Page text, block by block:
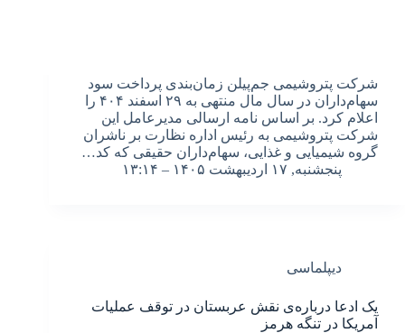
شرکت پتروشیمی جم‌پیلن زمان‌بندی پرداخت سود
سهام‌داران در سال مال منتهی به ۲۹ اسفند ۴۰۴ را
اعلام کرد. بر اساس نامه ارسالی مدیرعامل این
شرکت پتروشیمی به رئیس اداره نظارت بر ناشران
گروه شیمیایی و غذایی، سهام‌داران حقیقی که کد…
پنجشنبه, ۱۷ اردیبهشت ۱۴۰۵ – ۱۳:۱۴
دیپلماسی
یک ادعا درباره‌ی نقش عربستان در توقف عملیات
آمریکا در تنگه هرمز